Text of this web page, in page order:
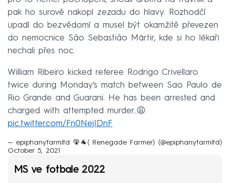
pak ho surově nakopl zezadu do hlavy. Rozhodčí
upadl do bezvědomí a musel být okamžitě převezen
do nemocnice São Sebastião Mártir, kde si ho lékaři
nechali přes noc.
William Ribeiro kicked referee Rodrigo Crivellaro
twice during Monday's match between Sao Paulo de
Rio Grande and Guarani. He has been arrested and
charged with attempted murder..😩
pic.twitter.com/Fn0NejIDnF
— epiphanyfarmltd 🦚🐐( Renegade Farmer) (@epiphanyfarmltd)
October 5, 2021
MS ve fotbale 2022